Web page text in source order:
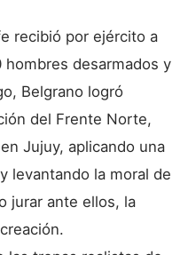
recibió por ejército a
desarmados y
Belgrano logró
del Frente Norte,
Jujuy, aplicando una
levantando la moral de
jurar ante ellos, la